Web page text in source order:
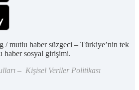
/ mutlu haber süzgeci – Türkiye’nin tek
haber sosyal girişimi.
– Kişisel Veriler Politikası